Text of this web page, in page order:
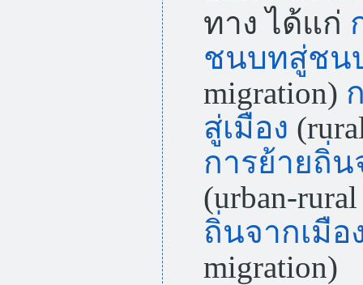
ทาง ได้แก่
ชนบทสู่ชน
migration)
สู่เมือง
การย้ายถิ่
(urban-
ถิ่นจากเมือ
migration)